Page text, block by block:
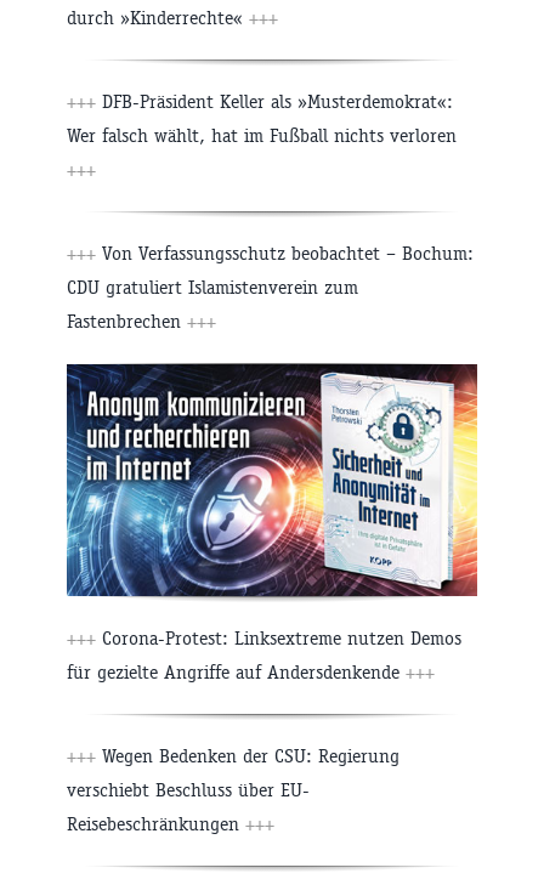
durch »Kinderrechte« +++
+++ DFB-Präsident Keller als »Musterdemokrat«:
Wer falsch wählt, hat im Fußball nichts verloren
+++
+++ Von Verfassungsschutz beobachtet – Bochum:
CDU gratuliert Islamistenverein zum
Fastenbrechen +++
+++ Corona-Protest: Linksextreme nutzen Demos
für gezielte Angriffe auf Andersdenkende +++
+++ Wegen Bedenken der CSU: Regierung
verschiebt Beschluss über EU-
Reisebeschränkungen +++